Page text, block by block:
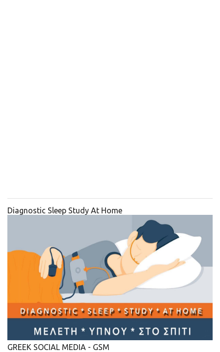
Diagnostic Sleep Study At Home
GREEK SOCIAL MEDIA - GSM